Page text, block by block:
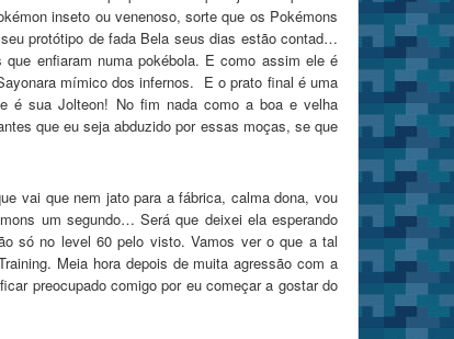
inseto ou venenoso, sorte que os Pokémons
protótipo de fada Bela seus dias estão contad…
enfiaram numa pokébola. E como assim ele é
mímico dos infernos. E o prato final é uma
é sua Jolteon! No fim nada como a boa e velha
que eu seja abduzido por essas moças, se que
vai que nem jato para a fábrica, calma dona, vou
um segundo… Será que deixei ela esperando
só no level 60 pelo visto. Vamos ver o que a tal
Meia hora depois de muita agressão com a
preocupado comigo por eu começar a gostar do